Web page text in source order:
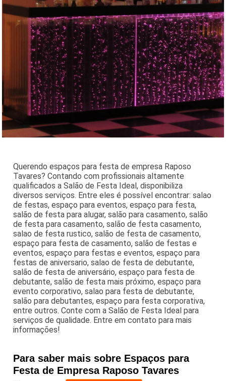
Querendo espaços para festa de empresa Raposo
Tavares? Contando com profissionais altamente
qualificados a Salão de Festa Ideal, disponibiliza
diversos serviços. Entre eles é possível encontrar: salao
de festas, espaço para eventos, espaço para festa,
salão de festa para alugar, salão para casamento, salão
de festa para casamento, salão de festa casamento,
salao de festa rustico, salão de festa de casamento,
espaço para festa de casamento, salão de festas e
eventos, espaço para festas e eventos, espaço para
festas de aniversario, salao de festa de debutante,
salão de festa de aniversário, espaço para festa de
debutante, salão de festa mais próximo, espaço para
evento corporativo, salao para festa de debutante,
salão para debutantes, espaço para festa corporativa,
entre outros. Conte com a Salão de Festa Ideal para
serviços de qualidade. Entre em contato para mais
informações!
Para saber mais sobre Espaços para
Festa de Empresa Raposo Tavares